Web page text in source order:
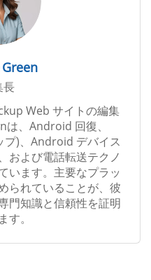
長
Web サイトの編集
、Android 回復、
)、Android デバイス
および電話転送テクノ
います。主要なプラッ
られていることが、彼
門知識と信頼性を証明
す。